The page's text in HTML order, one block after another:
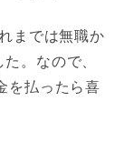
までは無職か
。なので、
を払ったら喜